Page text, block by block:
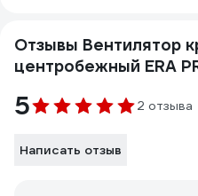
Отзывы Вентилятор
центробежный ERA
5 2 отзыва
Написать отзыв